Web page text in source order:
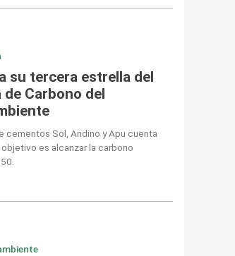
su tercera estrella del
de Carbono del
cementos Sol, Andino y Apu cuenta
es alcanzar la carbono